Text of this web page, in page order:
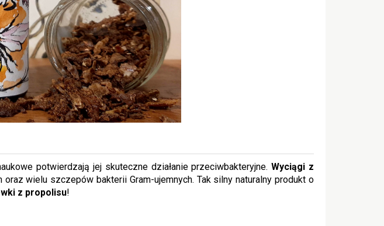
potwierdzają jej skuteczne działanie przeciwbakteryjne.Wyciągi z
wielu szczepów bakterii Gram-ujemnych. Tak silny naturalny produkt o
z propolisu!